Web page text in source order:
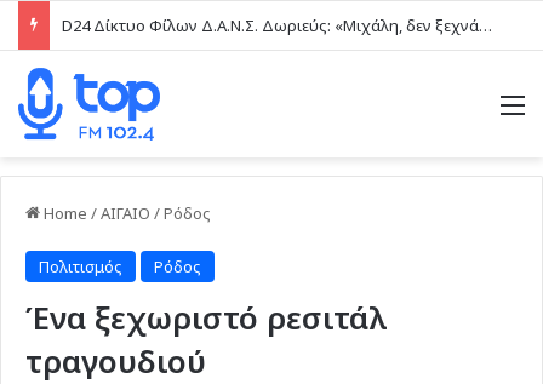
D24 Δίκτυο Φίλων Δ.Α.Ν.Σ. Δωριεύς: «Μιχάλη, δεν ξεχνάμε – Η βία δεν είναι μαγκιά»
Home /ΑΙΓΑΙΟ /Ρόδος
Πολιτισμός Ρόδος
Ένα ξεχωριστό ρεσιτάλ
τραγουδιού